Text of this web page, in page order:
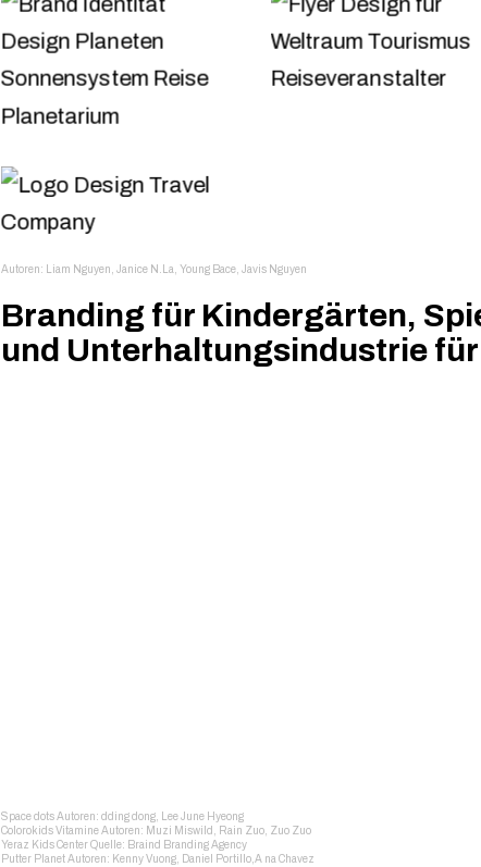
Autoren: Liam Nguyen, Janice N.La, Young Bace, Javis Nguyen
Branding für Kindergärten,
und Unterhaltungsindustrie
Space dots Autoren: dding dong, Lee June Hyeong
Colorokids Vitamine Autoren: Muzi Miswild, Rain Zuo, Zuo Zuo
Yeraz Kids Center Quelle: Braind Branding Agency
Putter Planet Autoren: Kenny Vuong, Daniel Portillo,A na Chavez